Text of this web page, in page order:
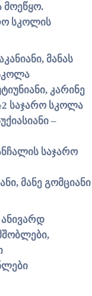
მოეწყო.
სკოლის
მანას
კარინე
საჯარო სკოლა
–
საჯარო
მანე გომციანი
ანივარდ